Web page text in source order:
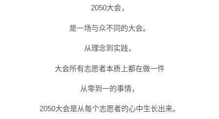
2050大会，
是一场与众不同的大会。
从理念到实践，
大会所有志愿者本质上都在做一件
从零到一的事情，
2050大会是从每个志愿者的心中生长出来。